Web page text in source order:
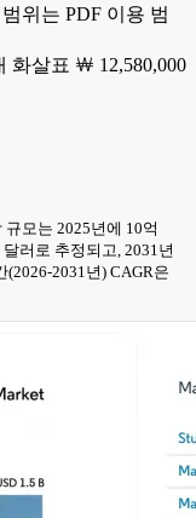
위는 PDF 이용 범
￦ 12,580,000
모는 2025년에 10억
러로 추정되고, 2031년
2031년) CAGR은